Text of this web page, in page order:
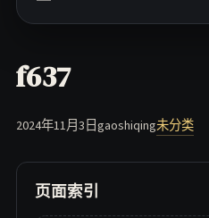
f637
2024年11月3日gaoshiqing未分类
页面索引